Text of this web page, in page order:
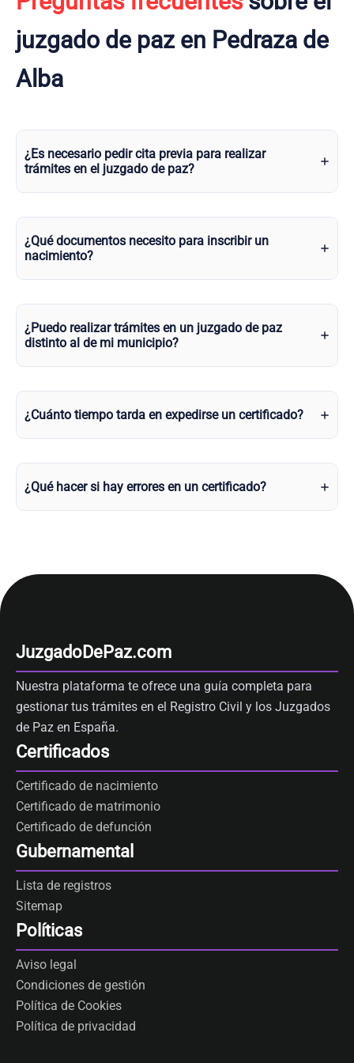
juzgado de paz en Pedraza de
Alba
¿Es necesario pedir cita previa para realizar
trámites en el juzgado de paz?
¿Qué documentos necesito para inscribir un
nacimiento?
¿Puedo realizar trámites en un juzgado de paz
distinto al de mi municipio?
¿Cuánto tiempo tarda en expedirse un certificado?
¿Qué hacer si hay errores en un certificado?
JuzgadoDePaz.com
Nuestra plataforma te ofrece una guía completa para
gestionar tus trámites en el Registro Civil y los Juzgados
de Paz en España.
Certificados
Certificado de nacimiento
Certificado de matrimonio
Certificado de defunción
Gubernamental
Lista de registros
Sitemap
Políticas
Aviso legal
Condiciones de gestión
Política de Cookies
Política de privacidad